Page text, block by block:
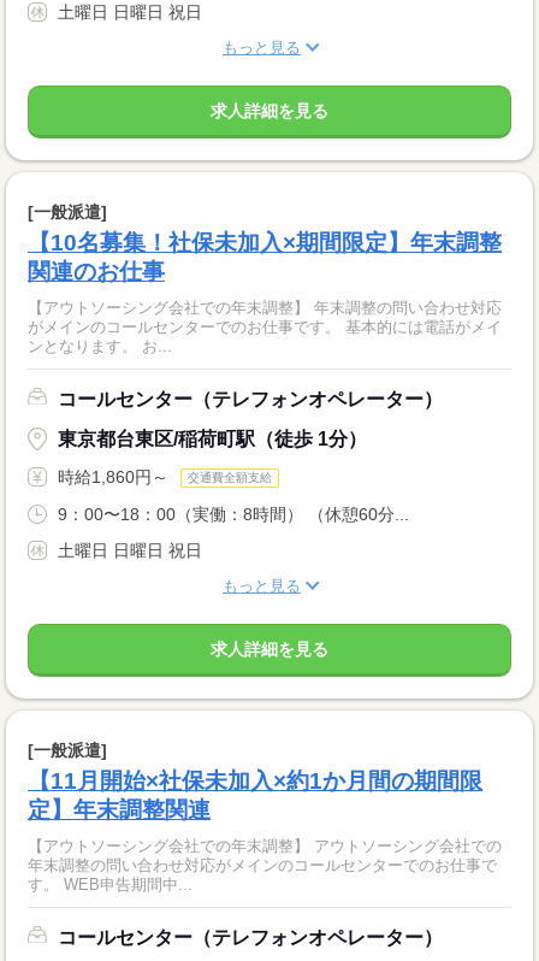
土曜日 日曜日 祝日
もっと見る
求人詳細を見る
[一般派遣]
【10名募集！社保未加入×期間限定】年末調整
関連のお仕事
【アウトソーシング会社での年末調整】 年末調整の問い合わせ対応
がメインのコールセンターでのお仕事です。 基本的には電話がメイ
ンとなります。 お...
コールセンター（テレフォンオペレーター）
東京都台東区/稲荷町駅（徒歩 1分）
時給1,860円～ 交通費全額支給
9：00〜18：00（実働：8時間） （休憩60分...
土曜日 日曜日 祝日
もっと見る
求人詳細を見る
[一般派遣]
【11月開始×社保未加入×約1か月間の期間限
定】年末調整関連
【アウトソーシング会社での年末調整】 アウトソーシング会社での
年末調整の問い合わせ対応がメインのコールセンターでのお仕事で
す。 WEB申告期間中...
コールセンター（テレフォンオペレーター）